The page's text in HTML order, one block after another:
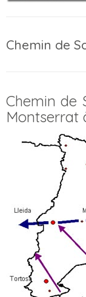
Chemin de
Chemin de
Montserrat